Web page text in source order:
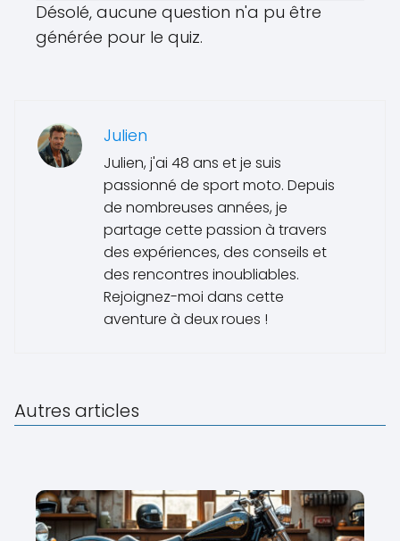
Désolé, aucune question n'a pu être
générée pour le quiz.
Julien
Julien, j'ai 48 ans et je suis
passionné de sport moto. Depuis
de nombreuses années, je
partage cette passion à travers
des expériences, des conseils et
des rencontres inoubliables.
Rejoignez-moi dans cette
aventure à deux roues !
Autres articles